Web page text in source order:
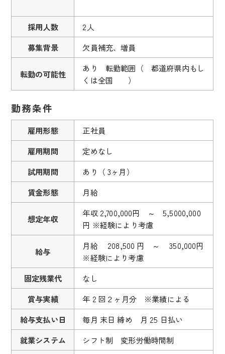
採用人数
2人
募集背景
欠員補充、増員
転勤の可能性
あり 転勤範囲（ 都道府県内もし
くは全国 ）
勤務条件
雇用形態
正社員
雇用期間
定めなし
試用期間
あり（ 3ヶ月）
賃金形態
月給
想定年収
年収 2,700,000円 ～ 5,5000,000
円 ※経験により考慮
給与
月給 208,500 円 ～ 350,000円
※経験により考慮
固定残業代
なし
賞与実績
年 2 回２ヶ月分 ※業績による
給与支払い日
毎月 末日 締め 月 25 日払い
就業システム
シフト制 変形労働時間制